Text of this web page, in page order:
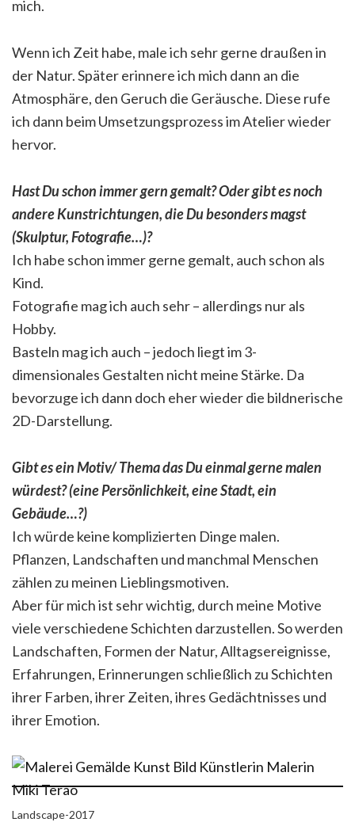
mich.
Wenn ich Zeit habe, male ich sehr gerne draußen in
der Natur. Später erinnere ich mich dann an die
Atmosphäre, den Geruch die Geräusche. Diese rufe
ich dann beim Umsetzungsprozess im Atelier wieder
hervor.
Hast Du schon immer gern gemalt? Oder gibt es noch
andere Kunstrichtungen, die Du besonders magst
(Skulptur, Fotografie…)?
Ich habe schon immer gerne gemalt, auch schon als
Kind.
Fotografie mag ich auch sehr – allerdings nur als
Hobby.
Basteln mag ich auch – jedoch liegt im 3-
dimensionales Gestalten nicht meine Stärke. Da
bevorzuge ich dann doch eher wieder die bildnerische
2D-Darstellung.
Gibt es ein Motiv/ Thema das Du einmal gerne malen
würdest? (eine Persönlichkeit, eine Stadt, ein
Gebäude…?)
Ich würde keine komplizierten Dinge malen.
Pflanzen, Landschaften und manchmal Menschen
zählen zu meinen Lieblingsmotiven.
Aber für mich ist sehr wichtig, durch meine Motive
viele verschiedene Schichten darzustellen. So werden
Landschaften, Formen der Natur, Alltagsereignisse,
Erfahrungen, Erinnerungen schließlich zu Schichten
ihrer Farben, ihrer Zeiten, ihres Gedächtnisses und
ihrer Emotion.
Landscape-2017